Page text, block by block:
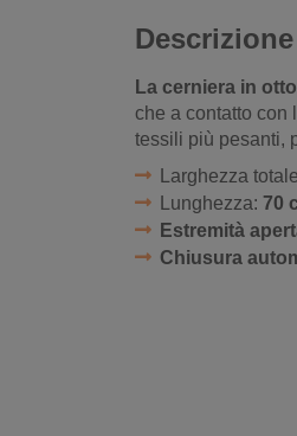
Descrizione
La cerniera in
che a contatto con
tessili più pesanti,
Larghezza
Lunghezza: 70
Estremità
Chiusura